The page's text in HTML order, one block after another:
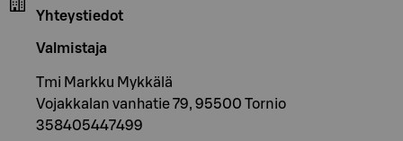
Yhteystiedot
Valmistaja
Tmi Markku Mykkälä
Vojakkalan vanhatie 79, 95500 Tornio
358405447499